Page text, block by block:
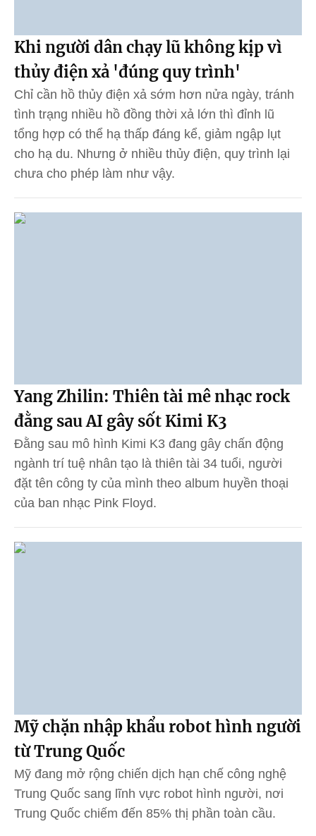
Khi người dân chạy lũ không kịp vì
thủy điện xả 'đúng quy trình'
Chỉ cần hồ thủy điện xả sớm hơn nửa ngày, tránh
tình trạng nhiều hồ đồng thời xả lớn thì đỉnh lũ
tổng hợp có thể hạ thấp đáng kể, giảm ngập lụt
cho hạ du. Nhưng ở nhiều thủy điện, quy trình lại
chưa cho phép làm như vậy.
Yang Zhilin: Thiên tài mê nhạc rock
đằng sau AI gây sốt Kimi K3
Đằng sau mô hình Kimi K3 đang gây chấn động
ngành trí tuệ nhân tạo là thiên tài 34 tuổi, người
đặt tên công ty của mình theo album huyền thoại
của ban nhạc Pink Floyd.
Mỹ chặn nhập khẩu robot hình người
từ Trung Quốc
Mỹ đang mở rộng chiến dịch hạn chế công nghệ
Trung Quốc sang lĩnh vực robot hình người, nơi
Trung Quốc chiếm đến 85% thị phần toàn cầu.